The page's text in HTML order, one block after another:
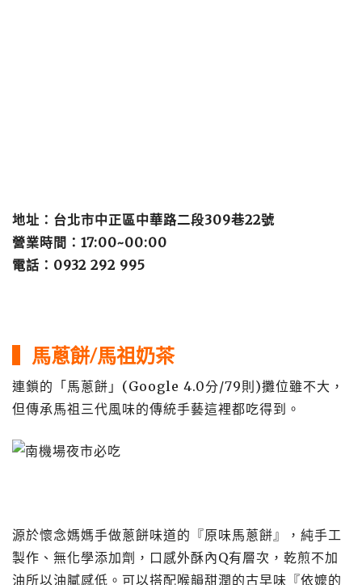
地址：台北市中正區中華路二段309巷22號
營業時間：17:00~00:00
電話： 0932 292 995
▍馬蔥餅/馬祖奶茶
連鎖的「馬蔥餅」(Google 4.0分/79則)攤位雖不大，
但傳承馬祖三代風味的傳統手藝這裡都吃得到。
源於懷念媽媽手做蔥餅味道的『原味馬蔥餅』，純手工
製作、無化學添加劑，口感外酥內Q有層次，乾煎不加
油所以油膩感低。可以搭配喉韻甜潤的古早味『依嬤的